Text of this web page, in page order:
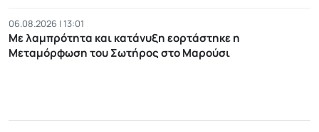
06.08.2026 | 13:01
Με λαμπρότητα και κατάνυξη εορτάστηκε η
Μεταμόρφωση του Σωτήρος στο Μαρούσι